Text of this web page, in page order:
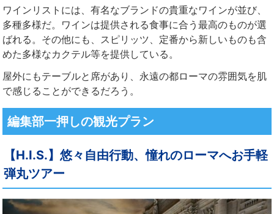
ワインリストには、有名なブランドの貴重なワインが並び、
多種多様だ。ワインは提供される食事に合う最高のものが選
ばれる。その他にも、スピリッツ、定番から新しいものも含
めた多様なカクテル等を提供している。
屋外にもテーブルと席があり、永遠の都ローマの雰囲気を肌
で感じることができるだろう。
編集部一押しの観光プラン
【H.I.S.】悠々自由行動、憧れのローマへお手軽
弾丸ツアー